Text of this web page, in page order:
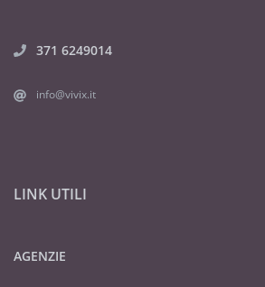
371 6249014
info@vivix.it
LINK UTILI
AGENZIE